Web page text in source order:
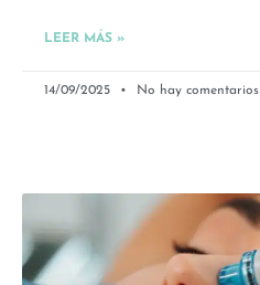
LEER MÁS »
14/09/2025 No hay comentarios